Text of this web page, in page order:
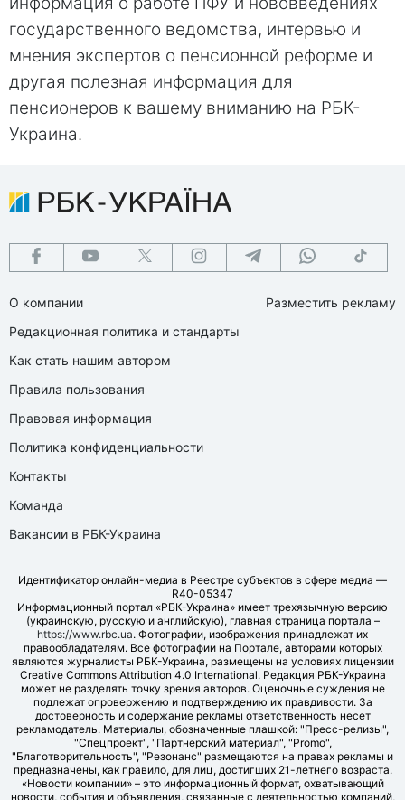
государственного ведомства, интервью и
мнения экспертов о пенсионной реформе и
другая полезная информация для
пенсионеров к вашему вниманию на РБК-
Украина.
О компании
Редакционная политика и стандарты
Как стать нашим автором
Правила пользования
Правовая информация
Политика конфиденциальности
Контакты
Команда
Вакансии в РБК-Украина
Разместить рекламу
Идентификатор онлайн-медиа в Реестре субъектов в сфере медиа —
R40-05347
Информационный портал «РБК-Украина» имеет трехязычную версию
(украинскую, русскую и английскую), главная страница портала –
https://www.rbc.ua. Фотографии, изображения принадлежат их
правообладателям. Все фотографии на Портале, авторами которых
являются журналисты РБК-Украина, размещены на условиях лицензии
Creative Commons Attribution 4.0 International. Редакция РБК-Украина
может не разделять точку зрения авторов. Оценочные суждения не
подлежат опровержению и подтверждению их правдивости. За
достоверность и содержание рекламы ответственность несет
рекламодатель. Материалы, обозначенные плашкой: "Пресс-релизы",
"Спецпроект", "Партнерский материал", "Promo",
"Благотворительность", "Резонанс" размещаются на правах рекламы и
предназначены, как правило, для лиц, достигших 21-летнего возраста.
«Новости компании» – это информационный формат, охватывающий
новости, события и объявления, связанные с деятельностью компаний,